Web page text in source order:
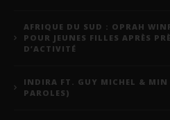
AFRIQUE DU SUD : OPRAH
POUR JEUNES FILLES APRÈS
D’ACTIVITÉ
INDIRA FT. GUY MICHEL & MIN
PAROLES)